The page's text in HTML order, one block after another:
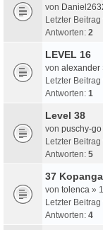
von
Letzter Beitrag
Antworten: 2
LEVEL 16
von alexander
Letzter Beitrag
Antworten: 1
Level 38
von puschy-go
Letzter Beitrag
Antworten: 5
37
von tolenca »
Letzter Beitrag
Antworten: 4